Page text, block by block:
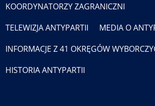
KOORDYNATORZY ZAGRANICZNI
TELEWIZJA ANTYPARTII
MEDIA O
INFORMACJE Z 41 OKRĘGÓW
HISTORIA ANTYPARTII